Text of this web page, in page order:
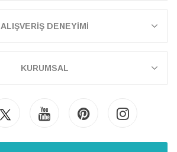
ALIŞVERİŞ DENEYİMİ
KURUMSAL